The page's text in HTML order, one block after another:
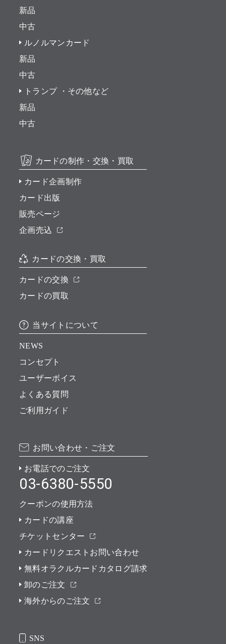
新品
中古
ルノルマンカード
新品
中古
トランプ ・その他など
新品
中古
カードの制作・交換・買取
カード企画制作
カード出版
販売ページ
企画売込
カードの交換・買取
カードの交換
カードの買取
当サイトについて
NEWS
コンセプト
ユーザーボイス
よくある質問
ご利用ガイド
お問い合わせ・ご注文
お電話でのご注文
03-6380-5550
クーポンの使用方法
カードの講座
チケットセンター
カードリクエストお問い合わせ
無料オラクルカードカタログ請求
卸のご注文
海外からのご注文
SNS